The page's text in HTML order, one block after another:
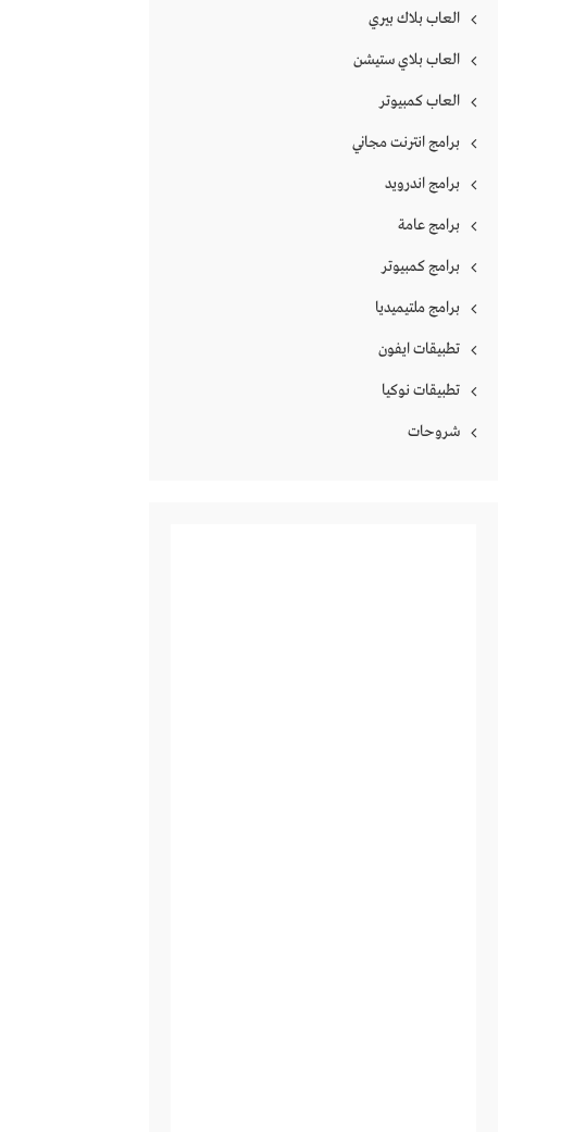
العاب بلاك بيري
العاب بلاي ستيشن
العاب كمبيوتر
برامج انترنت مجاني
برامج اندرويد
برامج عامة
برامج كمبيوتر
برامج ملتيميديا
تطبيقات ايفون
تطبيقات نوكيا
شروحات